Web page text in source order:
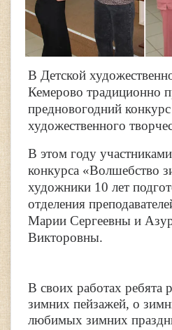
В Детской
Кемерово традиционно
предновогодний конкурс
художественного
В этом году
конкурса «Волшебство
художники 10 лет
отделения
Марии Сергеевны и
Викторовны.
В своих работах ребята
зимних пейзажей, о
любимых зимних